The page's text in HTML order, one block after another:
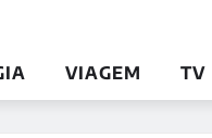
VIAGEM TV